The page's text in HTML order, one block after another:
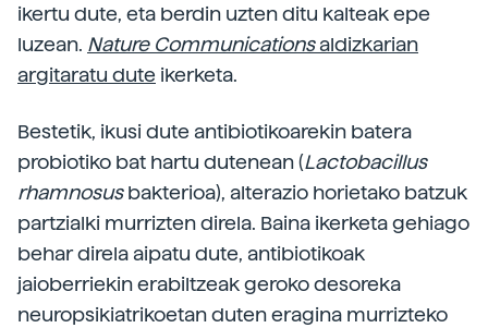
ikertu dute, eta berdin uzten ditu kalteak epe
luzean. Nature Communicationsaldizkarian
argitaratu dute ikerketa.
Bestetik, ikusi dute antibiotikoarekin batera
probiotiko bat hartu dutenean (Lactobacillus
rhamnosusbakterioa), alterazio horietako batzuk
partzialki murrizten direla. Baina ikerketa gehiago
behar direla aipatu dute, antibiotikoak
jaioberriekin erabiltzeak geroko desoreka
neuropsikiatrikoetan duten eragina murrizteko